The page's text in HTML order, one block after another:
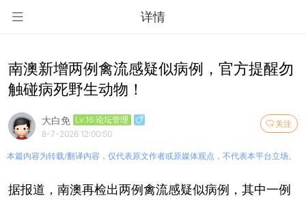
详情
南澳新增两例禽流感疑似病例，官方提醒勿
触碰病死野生动物！
关注
大白免 Lv.16 论坛管理
8-7-2026 12:00:50
本篇内容为转载/翻译内容，仅代表原文作者或原媒体观点，不代表本平台立场。
据报道，南澳再检出两例禽流感疑似病例，其中一例